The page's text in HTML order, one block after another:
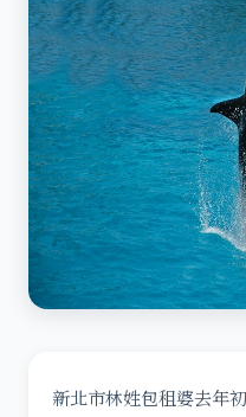
新北市林姓包租婆去年